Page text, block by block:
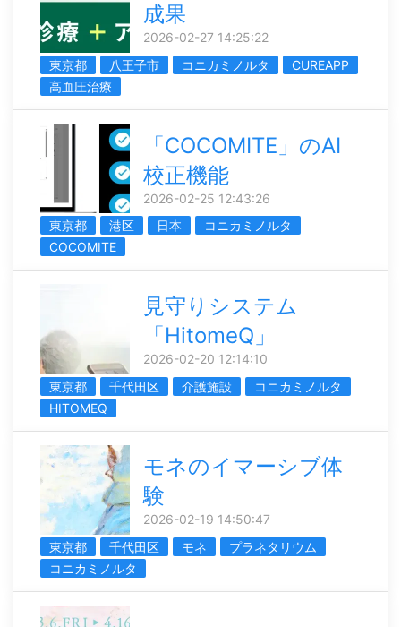
成果
2026-02-27 14:25:22
東京都
八王子市 コニカミノルタ
CUREAPP
高血圧治療
「COCOMITE」のAI
校正機能
2026-02-25 12:43:26
東京都
港区 日本
コニカミノルタ
COCOMITE
見守りシステム
「HitomeQ」
2026-02-20 12:14:10
東京都
千代田区 介護施設
コニカミノルタ
HITOMEQ
モネのイマーシブ体
験
2026-02-19 14:50:47
東京都
千代田区 モネ
プラネタリウム
コニカミノルタ